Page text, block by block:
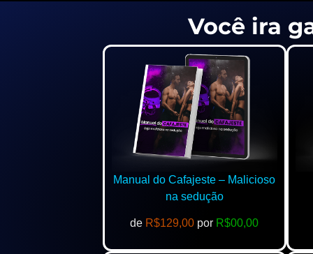
Você ira
Manual do Cafajeste – Malicioso
na sedução
de R$129,00 por R$00,00